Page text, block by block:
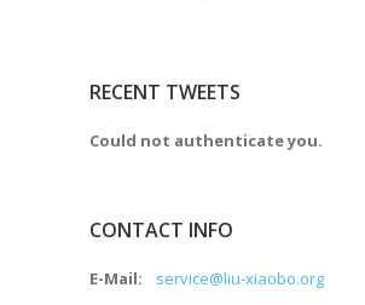
RECENT TWEETS
Could not authenticate you.
CONTACT INFO
E-Mail: service@liu-xiaobo.org